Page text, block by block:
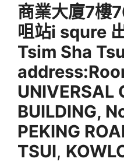
商業大廈7樓
咀站i squre
Tsim Sha
UNIVERSAL
BUILDING,
PEKING
TSUI,